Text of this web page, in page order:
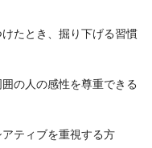
たとき、掘り下げる習慣
の人の感性を尊重できる
ティブを重視する方